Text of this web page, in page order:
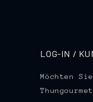
LOG-IN /
Möchten